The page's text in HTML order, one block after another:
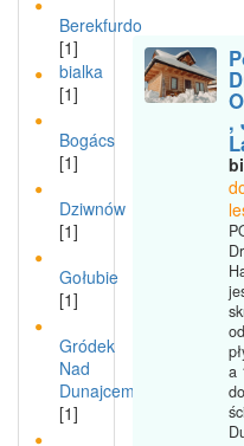
Berekfurdo
[1]
bialka
[1]
Bogács
[1]
Dziwnów
[1]
Gołubie
[1]
Gródek
Nad
Dunajcem
[1]
,
a